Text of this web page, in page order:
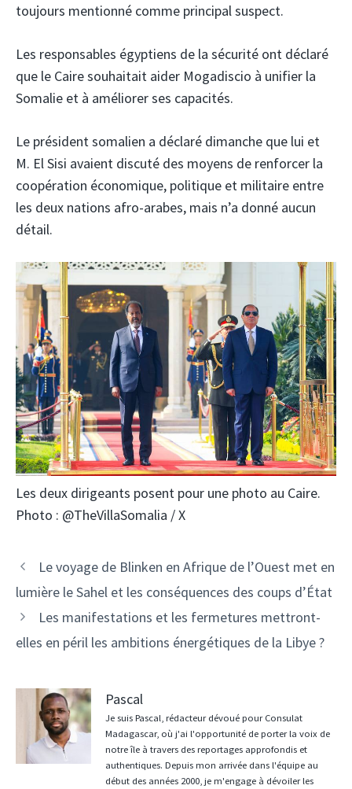
toujours mentionné comme principal suspect.
Les responsables égyptiens de la sécurité ont déclaré
que le Caire souhaitait aider Mogadiscio à unifier la
Somalie et à améliorer ses capacités.
Le président somalien a déclaré dimanche que lui et
M. El Sisi avaient discuté des moyens de renforcer la
coopération économique, politique et militaire entre
les deux nations afro-arabes, mais n’a donné aucun
détail.
Les deux dirigeants posent pour une photo au Caire.
Photo : @TheVillaSomalia / X
Navigation
des
Le voyage de Blinken en Afrique de l’Ouest met en
lumière le Sahel et les conséquences des coups d’État
Les manifestations et les fermetures mettront-
elles en péril les ambitions énergétiques de la Libye ?
Pascal
Je suis Pascal, rédacteur dévoué pour Consulat
Madagascar, où j'ai l'opportunité de porter la voix de
notre île à travers des reportages approfondis et
authentiques. Depuis mon arrivée dans l'équipe au
début des années 2000, je m'engage à dévoiler les